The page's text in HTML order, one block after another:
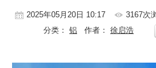
有色市场
镁钛
2025年05月20日 10:17 3167次
分类： 铝 作者： 徐启浩